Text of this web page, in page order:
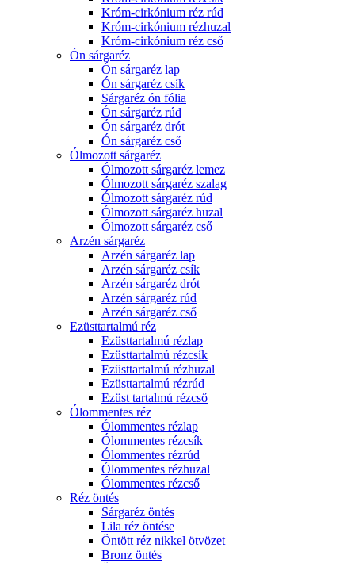
Króm-cirkónium réz rúd
Króm-cirkónium rézhuzal
Króm-cirkónium réz cső
Ón sárgaréz
Ón sárgaréz lap
Ón sárgaréz csík
Sárgaréz ón fólia
Ón sárgaréz rúd
Ón sárgaréz drót
Ón sárgaréz cső
Ólmozott sárgaréz
Ólmozott sárgaréz lemez
Ólmozott sárgaréz szalag
Ólmozott sárgaréz rúd
Ólmozott sárgaréz huzal
Ólmozott sárgaréz cső
Arzén sárgaréz
Arzén sárgaréz lap
Arzén sárgaréz csík
Arzén sárgaréz drót
Arzén sárgaréz rúd
Arzén sárgaréz cső
Ezüsttartalmú réz
Ezüsttartalmú rézlap
Ezüsttartalmú rézcsík
Ezüsttartalmú rézhuzal
Ezüsttartalmú rézrúd
Ezüst tartalmú rézcső
Ólommentes réz
Ólommentes rézlap
Ólommentes rézcsík
Ólommentes rézrúd
Ólommentes rézhuzal
Ólommentes rézcső
Réz öntés
Sárgaréz öntés
Lila réz öntése
Öntött réz nikkel ötvözet
Bronz öntés